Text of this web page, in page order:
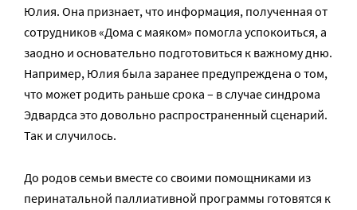
Юлия. Она признает, что информация, полученная от
сотрудников «Дома с маяком» помогла успокоиться, а
заодно и основательно подготовиться к важному дню.
Например, Юлия была заранее предупреждена о том,
что может родить раньше срока – в случае синдрома
Эдвардса это довольно распространенный сценарий.
Так и случилось.
До родов семьи вместе со своими помощниками из
перинатальной паллиативной программы готовятся к